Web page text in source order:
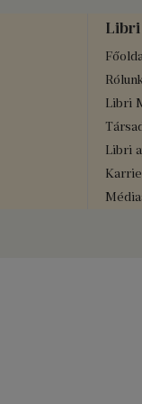
Libri
Libri
Libri